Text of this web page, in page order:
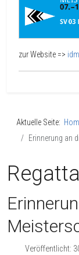
zur Website =>
Aktuelle Seite:
Erinnerung an
Veröffentlicht: